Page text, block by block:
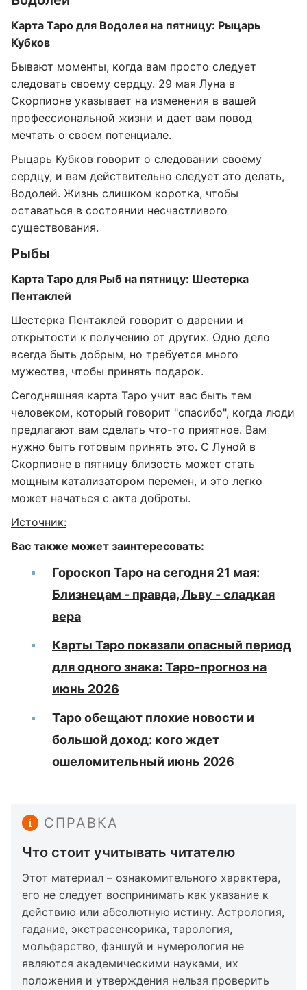
Карта Таро для Водолея на пятницу: Рыцарь
Кубков
Бывают моменты, когда вам просто следует
следовать своему сердцу. 29 мая Луна в
Скорпионе указывает на изменения в вашей
профессиональной жизни и дает вам повод
мечтать о своем потенциале.
Рыцарь Кубков говорит о следовании своему
сердцу, и вам действительно следует это делать,
Водолей. Жизнь слишком коротка, чтобы
оставаться в состоянии несчастливого
существования.
Рыбы
Карта Таро для Рыб на пятницу: Шестерка
Пентаклей
Шестерка Пентаклей говорит о дарении и
открытости к получению от других. Одно дело
всегда быть добрым, но требуется много
мужества, чтобы принять подарок.
Сегодняшняя карта Таро учит вас быть тем
человеком, который говорит "спасибо", когда люди
предлагают вам сделать что-то приятное. Вам
нужно быть готовым принять это. С Луной в
Скорпионе в пятницу близость может стать
мощным катализатором перемен, и это легко
может начаться с акта доброты.
Источник:
Вас также может заинтересовать:
Гороскоп Таро на сегодня 21 мая:
Близнецам - правда, Льву - сладкая
вера
Карты Таро показали опасный период
для одного знака: Таро-прогноз на
июнь 2026
Таро обещают плохие новости и
большой доход: кого ждет
ошеломительный июнь 2026
СПРАВКА
Что стоит учитывать читателю
Этот материал – ознакомительного характера,
его не следует воспринимать как указание к
действию или абсолютную истину. Астрология,
гадание, экстрасенсорика, тарология,
мольфарство, фэншуй и нумерология не
являются академическими науками, их
положения и утверждения нельзя проверить